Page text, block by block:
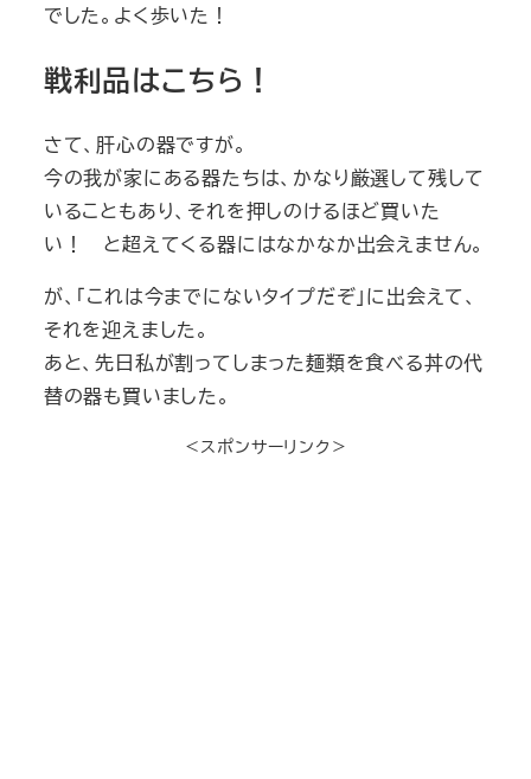
でした。よく歩いた！
戦利品はこちら！
さて、肝心の器ですが。
今の我が家にある器たちは、かなり厳選して残して
いることもあり、それを押しのけるほど買いた
い！ と超えてくる器にはなかなか出会えません。
が、「これは今までにないタイプだぞ」に出会えて、
それを迎えました。
あと、先日私が割ってしまった麺類を食べる丼の代
替の器も買いました。
＜スポンサーリンク＞